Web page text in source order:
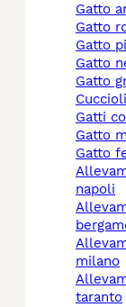
gatto
gatto
gatto
gatto
gatto
gatti
gatto
gatto
allevamento gatti
napoli
allevamento gatti
allevamento gatti
milano
allevamento gatti
taranto